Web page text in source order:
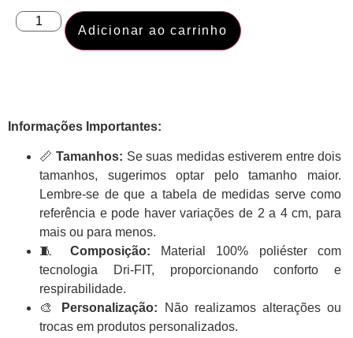
Adicionar ao carrinho
Informações Importantes:
📏 Tamanhos: Se suas medidas estiverem entre dois
tamanhos, sugerimos optar pelo tamanho maior.
Lembre-se de que a tabela de medidas serve como
referência e pode haver variações de 2 a 4 cm, para
mais ou para menos.
🧵 Composição: Material 100% poliéster com
tecnologia Dri-FIT, proporcionando conforto e
respirabilidade.
🎨
Personalização: Não realizamos alterações ou
trocas em produtos personalizados.